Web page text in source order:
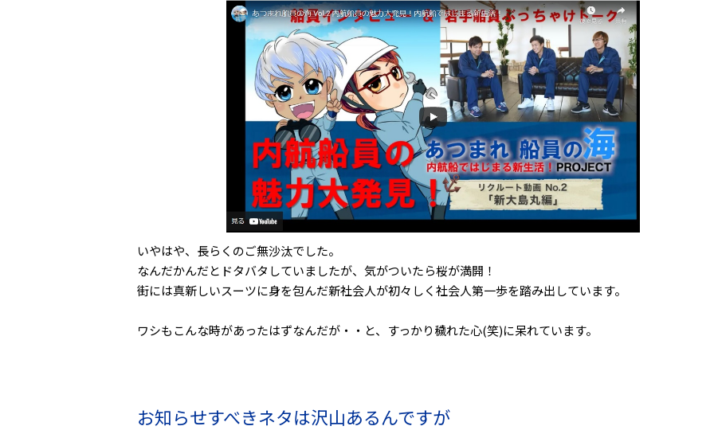
いやはや、長らくのご無沙汰でした。
なんだかんだとドタバタしていましたが、気がついたら桜が満開！
街には真新しいスーツに身を包んだ新社会人が初々しく社会人第一歩を踏み出しています。
ワシもこんな時があったはずなんだが・・と、すっかり穢れた心(笑)に呆れています。
お知らせすべきネタは沢山あるんですが